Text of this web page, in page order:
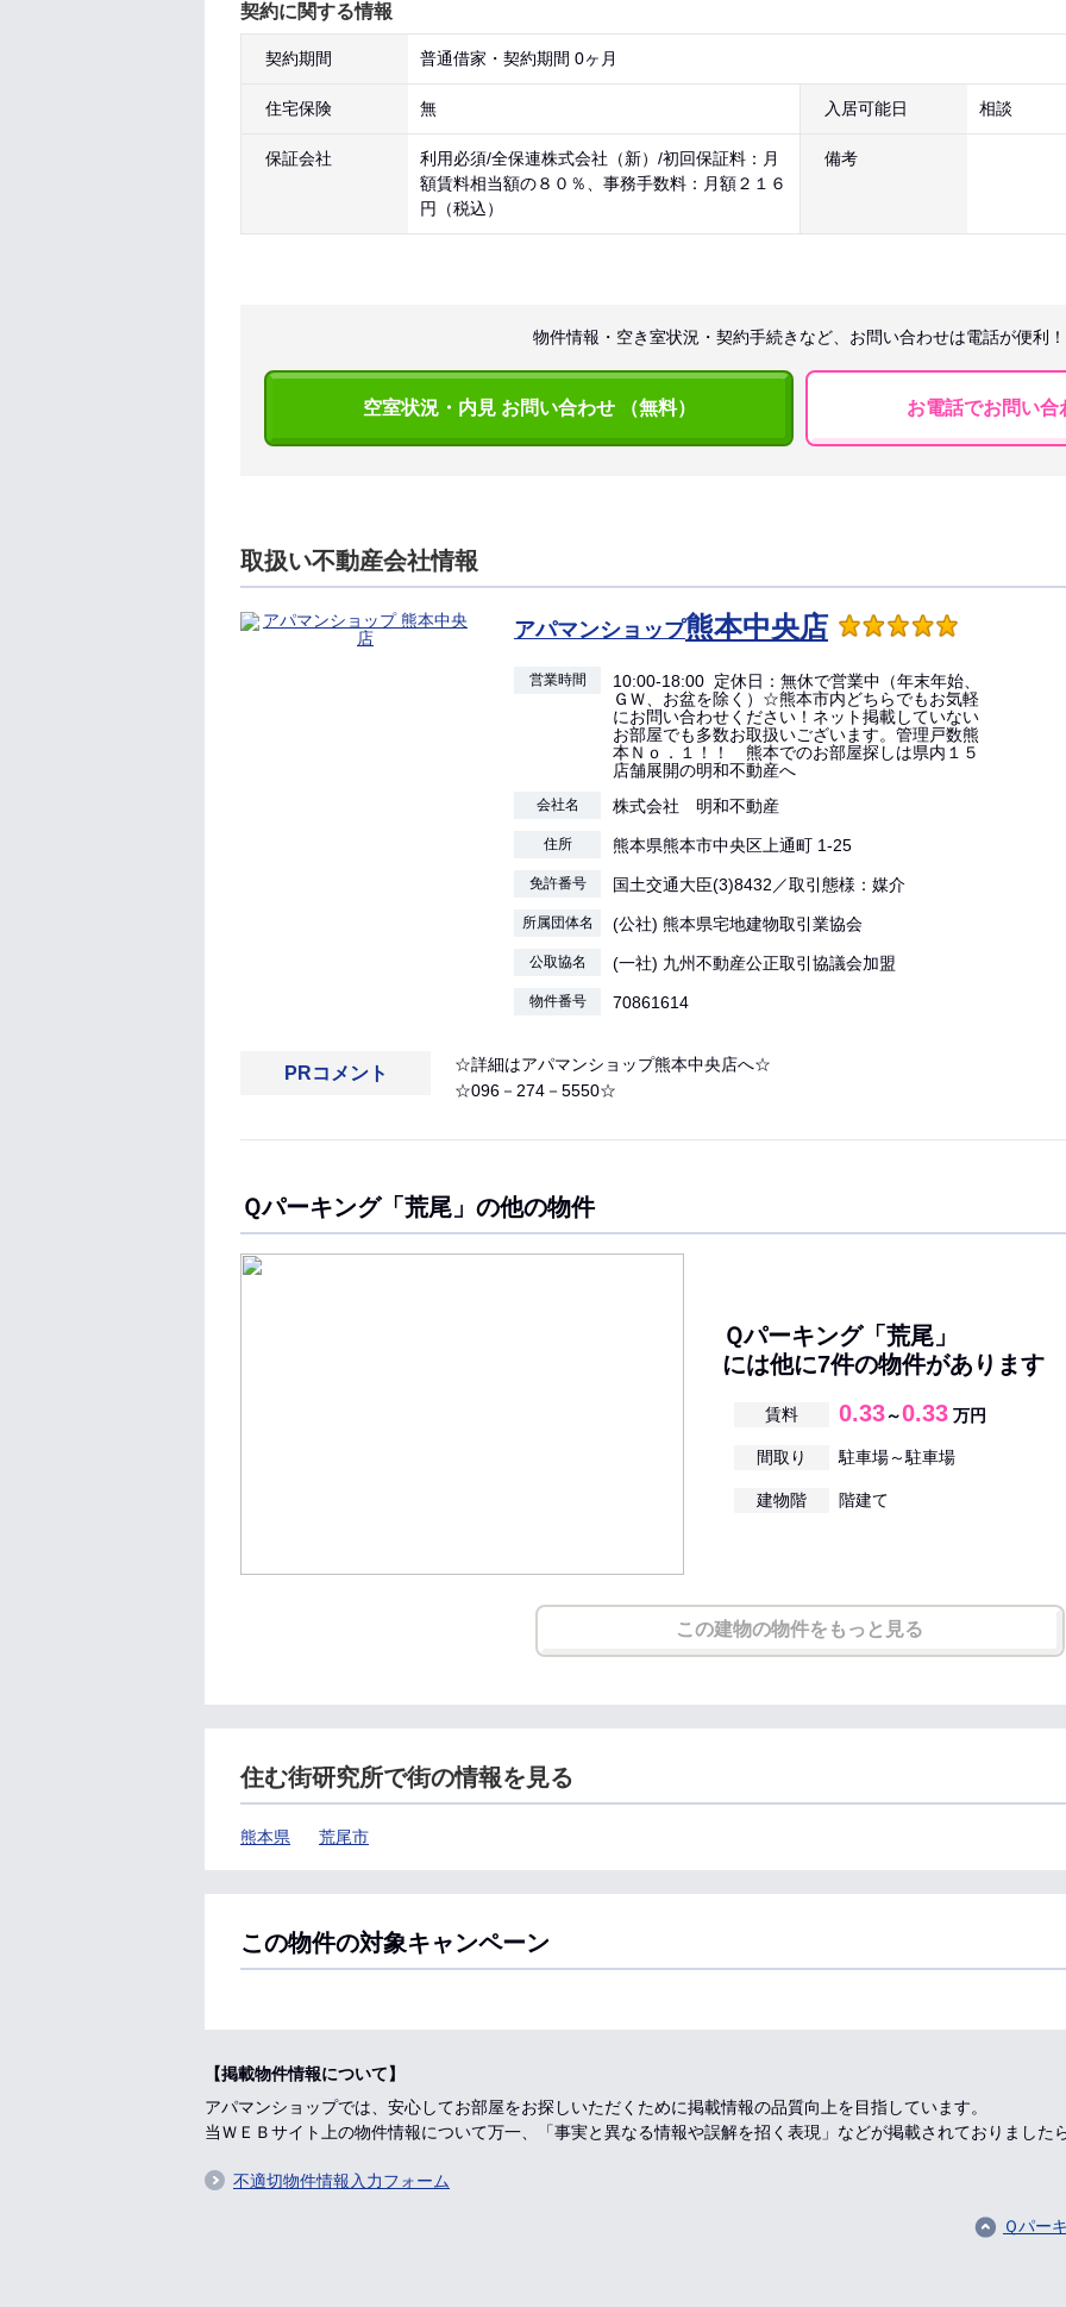
契約に関する情報
契約期間 普通借家・契約期間 0ヶ月
住宅保険 無 入居可能日 相談
保証会社
利用必須/全保連株式会社（新）/初回保証料：月
額賃料相当額の８０％、事務手数料：月額２１６
円（税込）
備考
物件情報・空き室状況・契約手続きなど、お問い合わせは電話が便利！
空室状況・内見 お問い合わせ （無料） お電話でお問い合
取扱い不動産会社情報
アパマンショップ熊本中央店
営業時間
10:00-18:00 定休日：無休で営業中（年末年始、
ＧＷ、お盆を除く）☆熊本市内どちらでもお気軽
にお問い合わせください！ネット掲載していない
お部屋でも多数お取扱いございます。管理戸数熊
本Ｎｏ．１！！ 熊本でのお部屋探しは県内１５
店舗展開の明和不動産へ
会社名 株式会社 明和不動産
住所 熊本県熊本市中央区上通町 1-25
免許番号 国土交通大臣(3)8432／取引態様：媒介
所属団体名 (公社) 熊本県宅地建物取引業協会
公取協名 (一社) 九州不動産公正取引協議会加盟
物件番号 70861614
PRコメント
☆詳細はアパマンショップ熊本中央店へ☆
☆096－274－5550☆
Ｑパーキング「荒尾」の他の物件
Ｑパーキング「荒尾」
には他に7件の物件があります
賃料 0.33～0.33 万円
間取り 駐車場～駐車場
建物階 階建て
この建物の物件をもっと見る
住む街研究所で街の情報を見る
熊本県 荒尾市
この物件の対象キャンペーン
【掲載物件情報について】
アパマンショップでは、安心してお部屋をお探しいただくために掲載情報の品質向上を目指しています。
当ＷＥＢサイト上の物件情報について万一、「事実と異なる情報や誤解を招く表現」などが掲載されておりました
不適切物件情報入力フォーム
Ｑパー